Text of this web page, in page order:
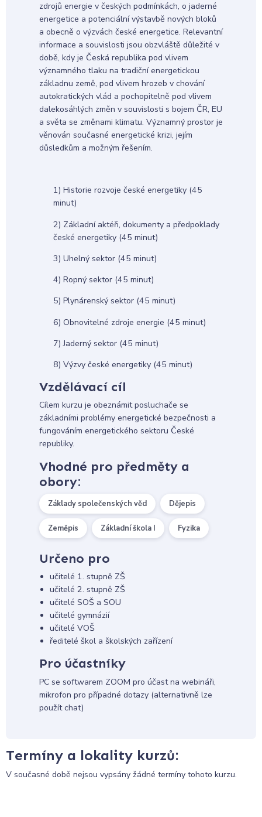
zdrojů energie v českých podmínkách, o jaderné
energetice a potenciální výstavbě nových bloků
a obecně o výzvách české energetice. Relevantní
informace a souvislosti jsou obzvláště důležité v
době, kdy je Česká republika pod vlivem
významného tlaku na tradiční energetickou
základnu země, pod vlivem hrozeb v chování
autokratických vlád a pochopitelně pod vlivem
dalekosáhlých změn v souvislosti s bojem ČR, EU
a světa se změnami klimatu. Významný prostor je
věnován současné energetické krizi, jejím
důsledkům a možným řešením.
1) Historie rozvoje české energetiky (45
minut)
2) Základní aktéři, dokumenty a předpoklady
české energetiky (45 minut)
3) Uhelný sektor (45 minut)
4) Ropný sektor (45 minut)
5) Plynárenský sektor (45 minut)
6) Obnovitelné zdroje energie (45 minut)
7) Jaderný sektor (45 minut)
8) Výzvy české energetiky (45 minut)
Vzdělávací cíl
Cílem kurzu je obeznámit posluchače se
základními problémy energetické bezpečnosti a
fungováním energetického sektoru České
republiky.
Vhodné pro předměty a
obory:
Základy společenských věd Dějepis
Zeměpis Základní škola I Fyzika
Určeno pro
učitelé 1. stupně ZŠ
učitelé 2. stupně ZŠ
učitelé SOŠ a SOU
učitelé gymnázií
učitelé VOŠ
ředitelé škol a školských zařízení
Pro účastníky
PC se softwarem ZOOM pro účast na webináři,
mikrofon pro případné dotazy (alternativně lze
použít chat)
Termíny a lokality kurzů:
V současné době nejsou vypsány žádné termíny tohoto kurzu.